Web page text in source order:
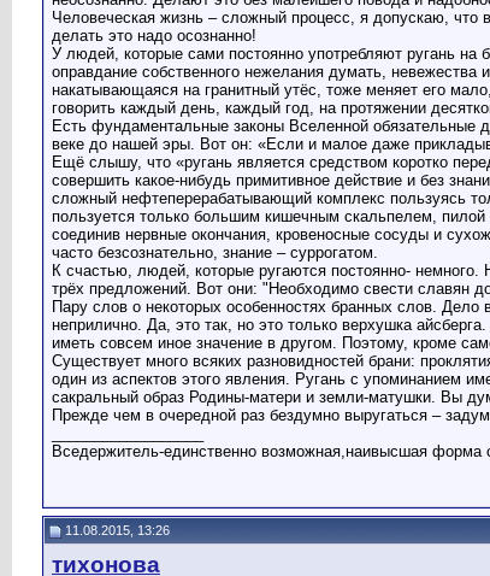
Человеческая жизнь – сложный процесс, я допускаю, что
делать это надо осознанно!
У людей, которые сами постоянно употребляют ругань
оправдание собственного нежелания думать,
накатывающаяся на гранитный утёс, тоже меняет его
говорить каждый день, каждый год, на протяжении
Есть фундаментальные законы Вселенной обязательные
веке до нашей эры. Вот он: «Если и малое даже
Ещё слышу, что «ругань является средством коротко
совершить какое-нибудь примитивное действие и без
сложный нефтеперерабатывающий комплекс пользуясь
пользуется только большим кишечным скальпелем,
соединив нервные окончания, кровеносные сосуды и
часто безсознательно, знание – суррогатом.
К счастью, людей, которые ругаются постоянно-
трёх предложений. Вот они: "Необходимо свести славян
Пару слов о некоторых особенностях бранных слов.
неприлично. Да, это так, но это только верхушка
иметь совсем иное значение в другом. Поэтому, кроме
Существует много всяких разновидностей брани:
один из аспектов этого явления. Ругань с упоминанием
сакральный образ Родины-матери и земли-матушки. Вы
Прежде чем в очередной раз бездумно выругаться –
Вседержитель-единственно возможная,наивысшая форма
11.08.2015, 13:26
тихонова